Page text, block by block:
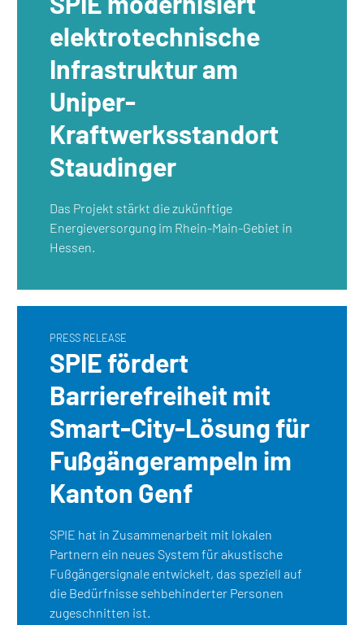
elektrotechnische
Infrastruktur am
Uniper-
Kraftwerksstandort
Staudinger
Das Projekt stärkt die zukünftige
Energieversorgung im Rhein-Main-Gebiet in
Hessen.
PRESS RELEASE
SPIE fördert
Barrierefreiheit mit
Smart-City-Lösung für
Fußgängerampeln im
Kanton Genf
SPIE hat in Zusammenarbeit mit lokalen
Partnern ein neues System für akustische
Fußgängersignale entwickelt, das speziell auf
die Bedürfnisse sehbehinderter Personen
zugeschnitten ist.